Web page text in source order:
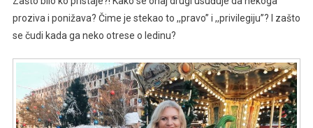
proziva i ponižava? Čime je stekao to ,,pravo’’ i ,,privilegiju’’? I zašto
se čudi kada ga neko otrese o ledinu?